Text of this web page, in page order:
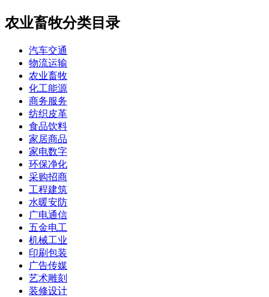
农业畜牧分类目录
汽车交通
物流运输
农业畜牧
化工能源
商务服务
纺织皮革
食品饮料
家居商品
家电数字
环保净化
采购招商
工程建筑
水暖安防
广电通信
五金电工
机械工业
印刷包装
广告传媒
艺术雕刻
装修设计